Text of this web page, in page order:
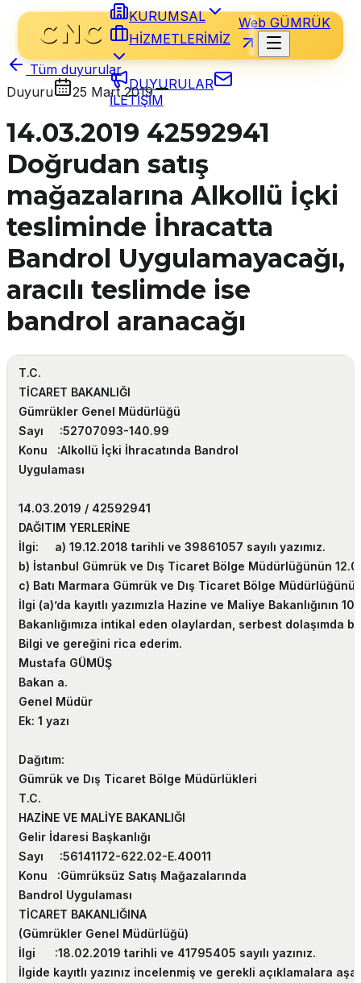
KURUMSAL
HİZMETLERİMİZ
DUYURULAR
İLETİŞİM
Web GÜMRÜK
Tüm duyurular
Duyuru
25 Mart 2019
14.03.2019 42592941
Doğrudan satış
mağazalarına Alkollü İçki
tesliminde İhracatta
Bandrol Uygulamayacağı,
aracılı teslimde ise
bandrol aranacağı
T.C.
TİCARET BAKANLIĞI
Gümrükler Genel Müdürlüğü
Sayı :52707093-140.99
Konu :Alkollü İçki İhracatında Bandrol
Uygulaması
14.03.2019 / 42592941
DAĞITIM YERLERİNE
İlgi: a) 19.12.2018 tarihli ve 39861057 sayılı yazımız.
b) İstanbul Gümrük ve Dış Ticaret Bölge Müdürlüğünün
c) Batı Marmara Gümrük ve Dış Ticaret Bölge
İlgi (a)’da kayıtlı yazımızla Hazine ve Maliye
Bakanlığımıza intikal eden olaylardan, serbest
Bilgi ve gereğini rica ederim.
Mustafa GÜMÜŞ
Bakan a.
Genel Müdür
Ek: 1 yazı
Dağıtım:
Gümrük ve Dış Ticaret Bölge Müdürlükleri
T.C.
HAZİNE VE MALİYE BAKANLIĞI
Gelir İdaresi Başkanlığı
Sayı :56141172-622.02-
Konu :Gümrüksüz Satış Mağazalarında
Bandrol Uygulaması
TİCARET BAKANLIĞINA
(Gümrükler Genel Müdürlüğü)
İlgi :18.02.2019 tarihli ve 41795405 sayılı yazınız.
İlgide kayıtlı yazınız incelenmiş ve gerekli açıklamalara